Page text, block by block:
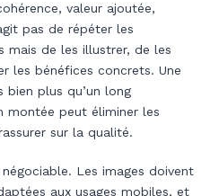
valeur ajoutée,
pas de répéter les
mais de les illustrer, de les
les bénéfices concrets. Une
plus qu’un long
montée peut éliminer les
sur la qualité.
Les images doivent
aux usages mobiles, et